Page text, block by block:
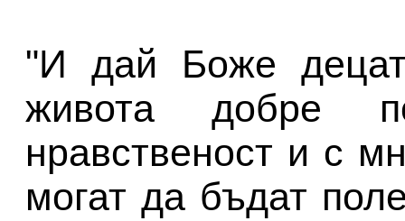
"И дай Боже
живота добре
нравственост и с
могат да бъдат